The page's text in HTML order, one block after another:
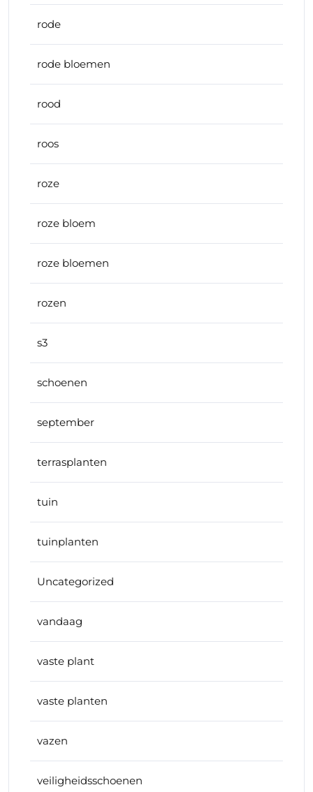
rode
rode bloemen
rood
roos
roze
roze bloem
roze bloemen
rozen
s3
schoenen
september
terrasplanten
tuin
tuinplanten
Uncategorized
vandaag
vaste plant
vaste planten
vazen
veiligheidsschoenen